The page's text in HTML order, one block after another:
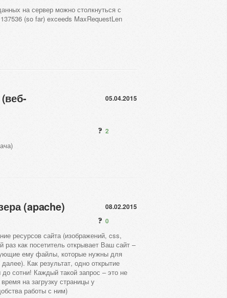
на сервер можно столкнуться с
(so far) exceeds MaxRequestLen
05.04.2015
2
(apache)
08.02.2015
0
ресурсов сайта (изображений, css,
как посетитель открывает Ваш сайт –
ему файлы, которые нужны для
Как результат, одно открытие
сотни! Каждый такой запрос – это не
на загрузку страницы у
работы с ним)